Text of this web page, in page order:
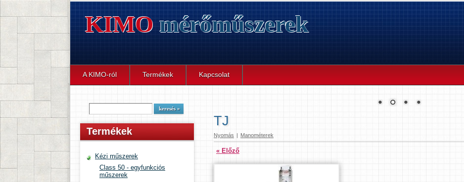
KIMO mérőműszerek
A KIMO-ról Termékek Kapcsolat
Termékek
Kézi műszerek
Class 50 - egyfunkciós
műszerek
TJ
Nyomás | Manométerek
« Előző